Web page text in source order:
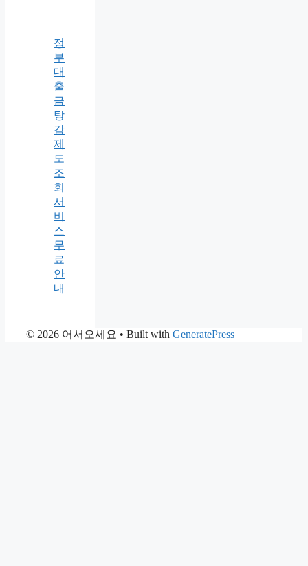
정
부
대
출
금
탕
감
제
도
조
회
서
비
스
무
료
안
내
© 2026 어서오세요 • Built with GeneratePress